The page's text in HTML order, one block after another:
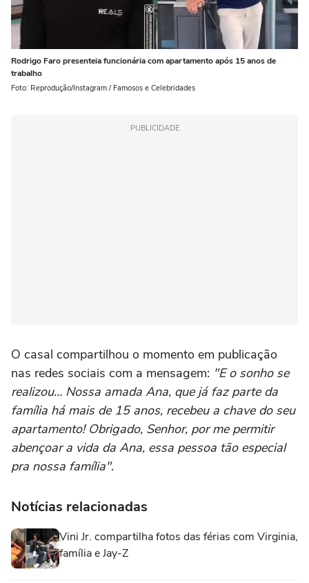
Rodrigo Faro presenteia funcionária com apartamento após 15 anos de
trabalho
Foto: Reprodução/Instagram / Famosos e Celebridades
PUBLICIDADE
O casal compartilhou o momento em publicação
nas redes sociais com a mensagem: "E o sonho se
realizou… Nossa amada Ana, que já faz parte da
família há mais de 15 anos, recebeu a chave do seu
apartamento! Obrigado, Senhor, por me permitir
abençoar a vida da Ana, essa pessoa tão especial
pra nossa família".
Notícias relacionadas
Vini Jr. compartilha fotos das férias com Virginia,
família e Jay-Z